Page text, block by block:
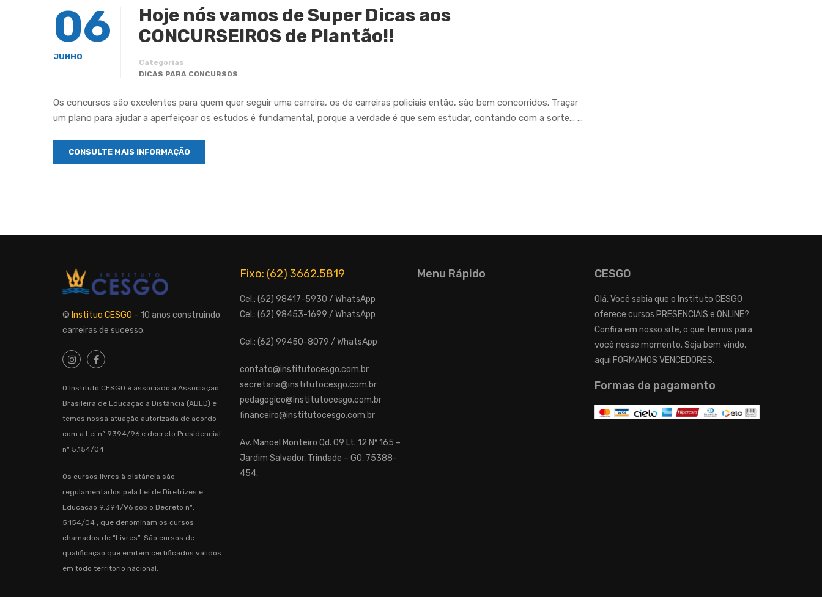
06
JUNHO
Hoje nós vamos de Super Dicas aos
CONCURSEIROS de Plantão!!
Categorias
DICAS PARA CONCURSOS
Os concursos são excelentes para quem quer seguir uma carreira, os de carreiras policiais então, são bem concorridos. Traçar
um plano para ajudar a aperfeiçoar os estudos é fundamental, porque a verdade é que sem estudar, contando com a sorte… …
CONSULTE MAIS INFORMAÇÃO
© Instituo CESGO – 10 anos construindo
carreiras de sucesso.
O Instituto CESGO é associado a Associação
Brasileira de Educação a Distância (ABED) e
temos nossa atuação autorizada de acordo
com a Lei nº 9394/96 e decreto Presidencial
nº 5.154/04
Os cursos livres à distância são
regulamentados pela Lei de Diretrizes e
Educação 9.394/96 sob o Decreto nº.
5.154/04 , que denominam os cursos
chamados de “Livres”. São cursos de
qualificação que emitem certificados válidos
em todo território nacional.
Fixo: (62) 3662.5819
Cel.: (62) 98417-5930 / WhatsApp
Cel.: (62) 98453-1699 / WhatsApp
Cel.: (62) 99450-8079 / WhatsApp
contato@institutocesgo.com.br
secretaria@institutocesgo.com.br
pedagogico@institutocesgo.com.br
financeiro@institutocesgo.com.br
Av. Manoel Monteiro Qd. 09 Lt. 12 Nº 165 –
Jardim Salvador, Trindade – GO, 75388-
454.
Menu Rápido CESGO
Olá, Você sabia que o Instituto CESGO
oferece cursos PRESENCIAIS e ONLINE?
Confira em nosso site, o que temos para
você nesse momento. Seja bem vindo,
aqui FORMAMOS VENCEDORES.
Formas de pagamento